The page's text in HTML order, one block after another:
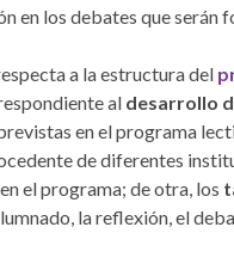
en los debates que serán
a la estructura del
al desarrollo
en el programa
de diferentes
el programa; de otra, los
la reflexión, el